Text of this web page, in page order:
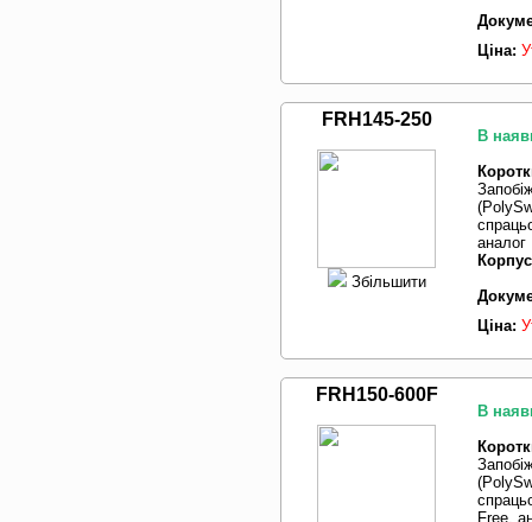
Ціна:
FRH145-250
Збільшити
В
аналог
Ціна:
FRH150-600F
В
Free,